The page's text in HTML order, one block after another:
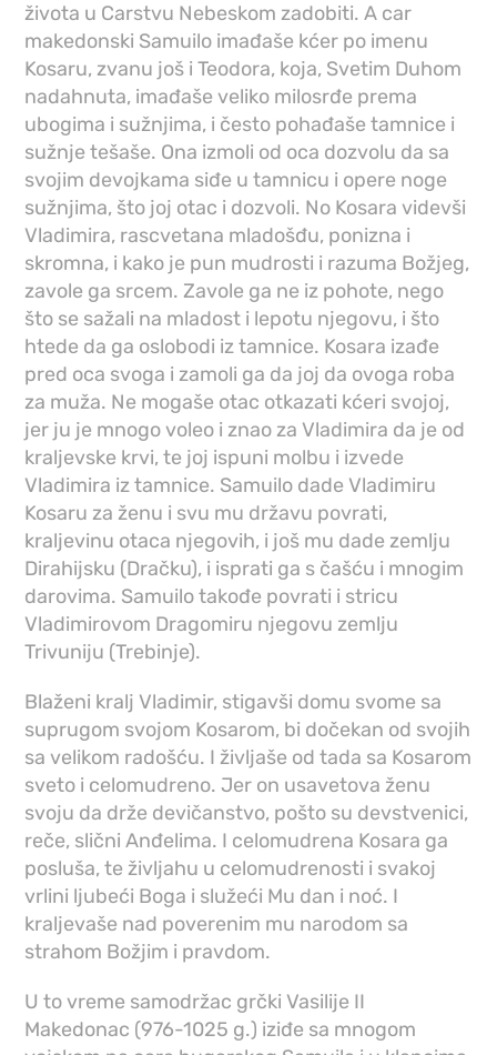
života u Carstvu Nebeskom zadobiti. A car
makedonski Samuilo imađaše kćer po imenu
Kosaru, zvanu još i Teodora, koja, Svetim Duhom
nadahnuta, imađaše veliko milosrđe prema
ubogima i sužnjima, i često pohađaše tamnice i
sužnje tešaše. Ona izmoli od oca dozvolu da sa
svojim devojkama siđe u tamnicu i opere noge
sužnjima, što joj otac i dozvoli. No Kosara videvši
Vladimira, rascvetana mladošđu, ponizna i
skromna, i kako je pun mudrosti i razuma Božjeg,
zavole ga srcem. Zavole ga ne iz pohote, nego
što se sažali na mladost i lepotu njegovu, i što
htede da ga oslobodi iz tamnice. Kosara izađe
pred oca svoga i zamoli ga da joj da ovoga roba
za muža. Ne mogaše otac otkazati kćeri svojoj,
jer ju je mnogo voleo i znao za Vladimira da je od
kraljevske krvi, te joj ispuni molbu i izvede
Vladimira iz tamnice. Samuilo dade Vladimiru
Kosaru za ženu i svu mu državu povrati,
kraljevinu otaca njegovih, i još mu dade zemlju
Dirahijsku (Dračku), i isprati ga s čašću i mnogim
darovima. Samuilo takođe povrati i stricu
Vladimirovom Dragomiru njegovu zemlju
Trivuniju (Trebinje).
Blaženi kralj Vladimir, stigavši domu svome sa
suprugom svojom Kosarom, bi dočekan od svojih
sa velikom radošću. I življaše od tada sa Kosarom
sveto i celomudreno. Jer on usavetova ženu
svoju da drže devičanstvo, pošto su devstvenici,
reče, slični Anđelima. I celomudrena Kosara ga
posluša, te življahu u celomudrenosti i svakoj
vrlini ljubeći Boga i služeći Mu dan i noć. I
kraljevaše nad poverenim mu narodom sa
strahom Božjim i pravdom.
U to vreme samodržac grčki Vasilije II
Makedonac (976-1025 g.) iziđe sa mnogom